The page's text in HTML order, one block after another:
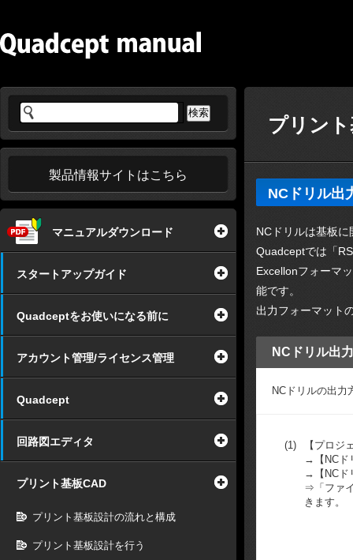
製品情報サイトはこちら
マニュアルダウンロード
スタートアップガイド
Quadceptをお使いになる前に
アカウント管理/ライセンス管理
Quadcept
回路図エディタ
プリント基板CAD
プリント基板設計の流れと構成
プリント基板設計を行う
プリン
NCドリル出
NCドリルは基板
Quadceptでは「
Excellonフォーマ
能です。
出力フォーマット
NCドリル出力
NCドリルの出力
(1)
【プロジ
→【NCド
→【NCド
⇒「ファ
きます。